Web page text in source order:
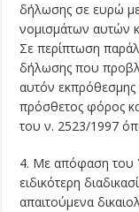
δήλωσης σε ευρώ με
νομισμάτων αυτών
Σε περίπτωση
δήλωσης που
αυτόν εκπρόθεσμης
πρόσθετος φόρος
του ν. 2523/1997
4. Με απόφαση του
ειδικότερη
απαιτούμενα